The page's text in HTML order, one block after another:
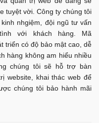
tuyệt vời. Công ty chúng tôi
nhgiệm, đội ngũ tư vấn
với khách hàng. Mã
triển có độ bảo mật cao, dễ
hàng không am hiểu nhiều
chúng tôi sẽ hỗ trợ bàn
website, khai thác web để
chúng tôi bảo hành mãi